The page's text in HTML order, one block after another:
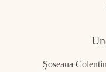
Șoseaua